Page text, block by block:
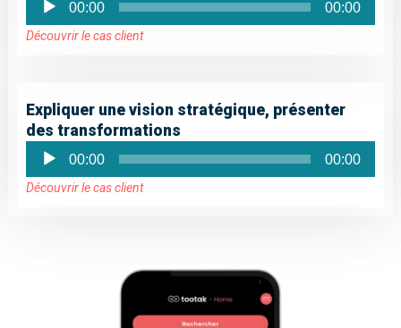
audio
00:00 00:00
Découvrir le cas client
Expliquer une vision stratégique, présenter
des transformations
Lecteur
audio
00:00 00:00
Découvrir le cas client